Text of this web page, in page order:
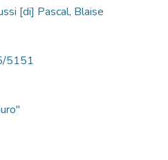
[di] Pascal, Blaise
5151